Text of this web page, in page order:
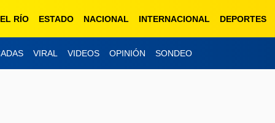
RÍO ESTADO NACIONAL INTERNACIONAL DEPORTES
VIRAL VIDEOS OPINIÓN SONDEO